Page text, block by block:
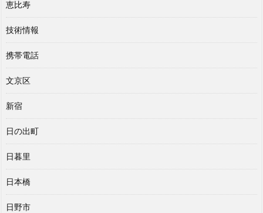
恵比寿
技術情報
携帯電話
文京区
新宿
日の出町
日暮里
日本橋
日野市